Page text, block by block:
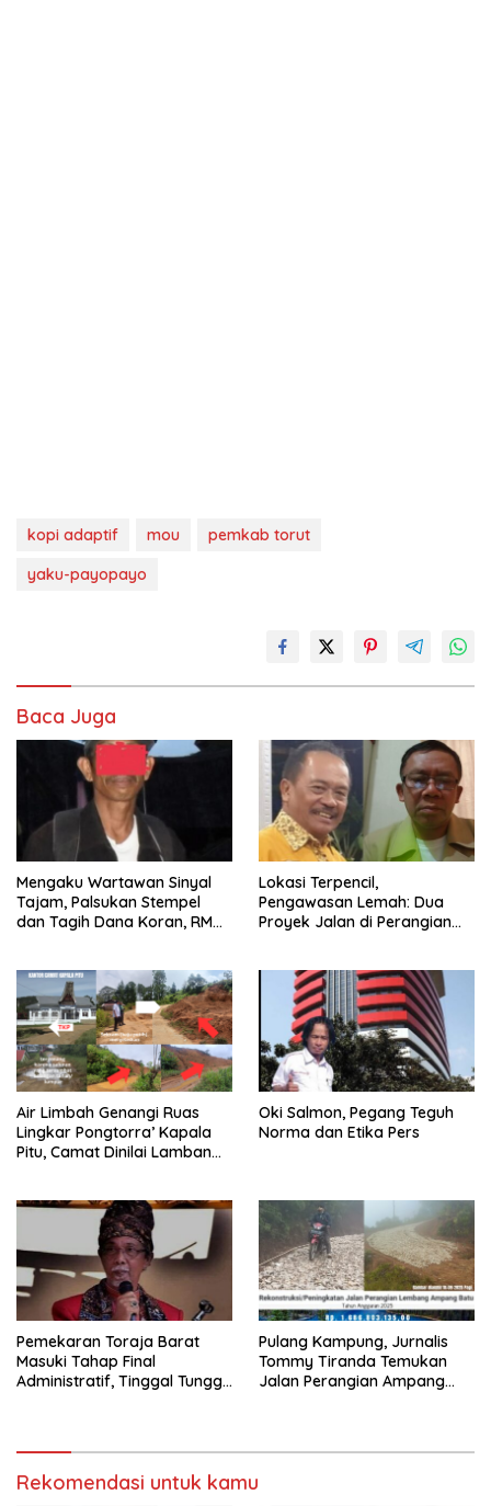
kopi adaptif mou
pemkab torut
yaku-payopayo
Baca Juga
Mengaku Wartawan Sinyal
Tajam, Palsukan Stempel
dan Tagih Dana Koran, RM
Lokasi Terpencil,
Pengawasan Lemah: Dua
Proyek Jalan di Perangian
Air Limbah Genangi Ruas
Lingkar Pongtorra’ Kapala
Pitu, Camat Dinilai Lamban
Oki Salmon, Pegang Teguh
Norma dan Etika Pers
Pemekaran Toraja Barat
Masuki Tahap Final
Administratif, Tinggal Tunggu
Pulang Kampung, Jurnalis
Tommy Tiranda Temukan
Jalan Perangian Ampang
Rekomendasi untuk kamu